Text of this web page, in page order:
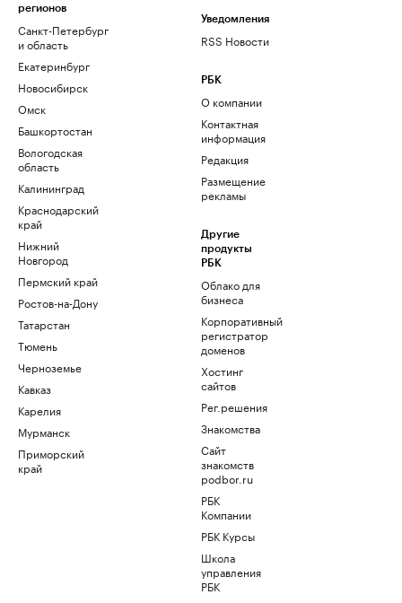
регионов
Санкт-Петербург
и область
Екатеринбург
Новосибирск
Омск
Башкортостан
Вологодская
область
Калининград
Краснодарский
край
Нижний
Новгород
Пермский край
Ростов-на-Дону
Татарстан
Тюмень
Черноземье
Кавказ
Карелия
Мурманск
Приморский
край
Уведомления
RSS Новости
РБК
О компании
Контактная
информация
Редакция
Размещение
рекламы
Другие
продукты
РБК
Облако для
бизнеса
Корпоративный
регистратор
доменов
Хостинг
сайтов
Рег.решения
Знакомства
Сайт
знакомств
podbor.ru
РБК
Компании
РБК Курсы
Школа
управления
РБК